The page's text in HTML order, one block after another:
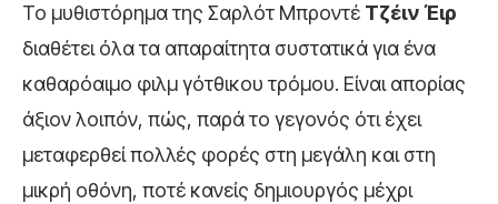
Το μυθιστόρημα της Σαρλότ Μπροντέ Τζέιν Έιρ
διαθέτει όλα τα απαραίτητα συστατικά για ένα
καθαρόαιμο φιλμ γότθικου τρόμου. Είναι απορίας
άξιον λοιπόν, πώς, παρά το γεγονός ότι έχει
μεταφερθεί πολλές φορές στη μεγάλη και στη
μικρή οθόνη, ποτέ κανείς δημιουργός μέχρι